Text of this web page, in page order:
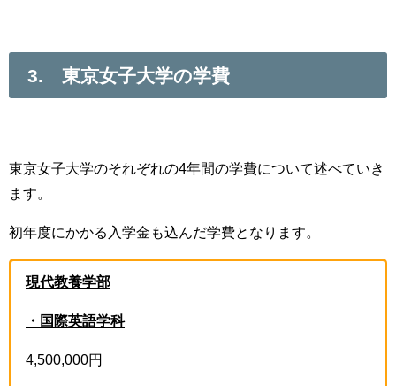
3. 東京女子大学の学費
東京女子大学のそれぞれの4年間の学費について述べていき
ます。
初年度にかかる入学金も込んだ学費となります。
現代教養学部
・国際英語学科
4,500,000円